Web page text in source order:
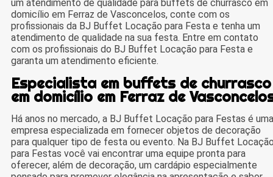
um atendimento de qualidade para buffets de churrasco em
domicílio em Ferraz de Vasconcelos, conte com os
profissionais da BJ Buffet Locação para Festa e tenha um
atendimento de qualidade na sua festa. Entre em contato
com os profissionais do BJ Buffet Locação para Festa e
garanta um atendimento eficiente.
Especialista em buffets de churrasco
em domicílio em Ferraz de
Há anos no mercado, a BJ Buffet Locação para Festas é uma
empresa especializada em fornecer objetos de decoração
para qualquer tipo de festa ou evento. Na BJ Buffet
para Festas você vai encontrar uma equipe pronta para
oferecer, além de decoração, um cardápio especialmente